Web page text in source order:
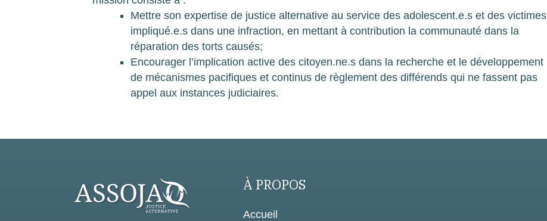
Mettre son expertise de justice alternative au service des adolescent.e.s et des victimes
impliqué.e.s dans une infraction, en mettant à contribution la communauté dans la
réparation des torts causés;
Encourager l’implication active des citoyen.ne.s dans la recherche et le développement
de mécanismes pacifiques et continus de règlement des différends qui ne fassent pas
appel aux instances judiciaires.
À PROPOS
Accueil